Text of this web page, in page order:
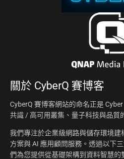
關於 CyberQ 賽博客
CyberQ 賽博客網站的命名正是
共識 / 高可用叢集、量子科技與品質
我們專注於企業級網路與儲存環境建
方案與 AI 應用顧問服務。透過以下
們為您提供從基礎架構到資料智慧的